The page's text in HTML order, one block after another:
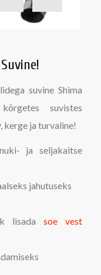
suvine Shima
suvistes
kerge ja turvaline!
ja seljakaitse
jahutuseks
lisada soe vest